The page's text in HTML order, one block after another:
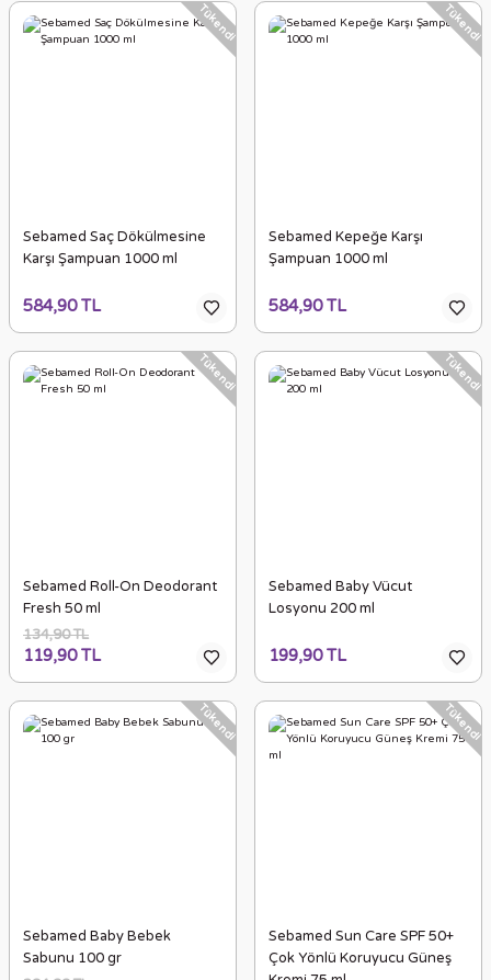
Tükendi
Sebamed Saç Dökülmesine
Karşı Şampuan 1000 ml
584,90 TL
Tükendi
Sebamed Kepeğe Karşı
Şampuan 1000 ml
584,90 TL
Tükendi
Sebamed Roll-On Deodorant
Fresh 50 ml
134,90 TL
119,90 TL
Tükendi
Sebamed Baby Vücut
Losyonu 200 ml
199,90 TL
Tükendi
Sebamed Baby Bebek
Sabunu 100 gr
Tükendi
Sebamed Sun Care SPF 50+
Çok Yönlü Koruyucu Güneş